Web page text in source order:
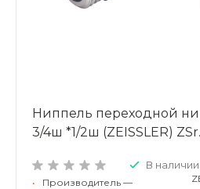
Ниппель переходной
3/4ш *1/2ш (ZEISSLER)
В наличии
• Производитель —